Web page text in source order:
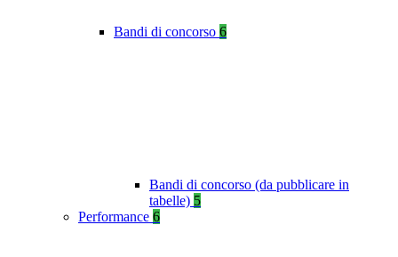
Bandi di concorso 6
Bandi di concorso (da pubblicare in
tabelle) 5
Performance 6